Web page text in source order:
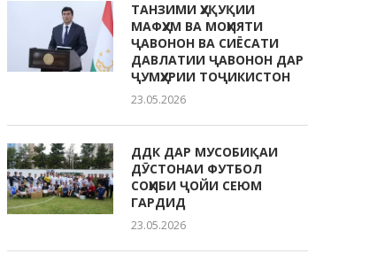
ТАНЗИМИ ҲУҚУҚИИ
МАФҲУМ ВА МОҲИЯТИ
ҶАВОНОН ВА СИЁСАТИ
ДАВЛАТИИ ҶАВОНОН ДАР
ҶУМҲУРИИ ТОҶИКИСТОН
23.05.2026
ДДК ДАР МУСОБИҚАИ
ДӮСТОНАИ ФУТБОЛ
СОҲИБИ ҶОЙИ СЕЮМ
ГАРДИД
23.05.2026